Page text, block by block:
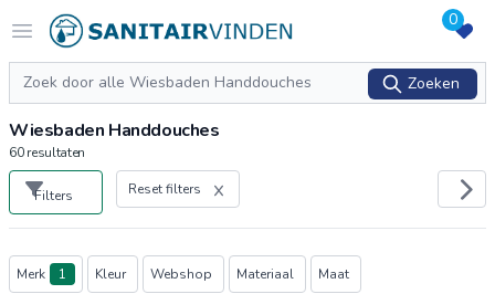
Open menu
Logo sanitairvinden.nl 0
Zoeken
Zoeken
Wiesbaden Handdouches
60resultaten
Filters Reset filters
Producten
Merk 1 Kleur Webshop Materiaal Maat